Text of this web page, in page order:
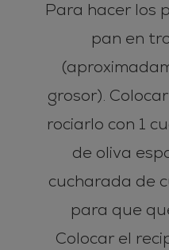
Para hacer los
pan en
grosor).
rociarlo con 1
de oliva
cucharada de
para que
Colocar el